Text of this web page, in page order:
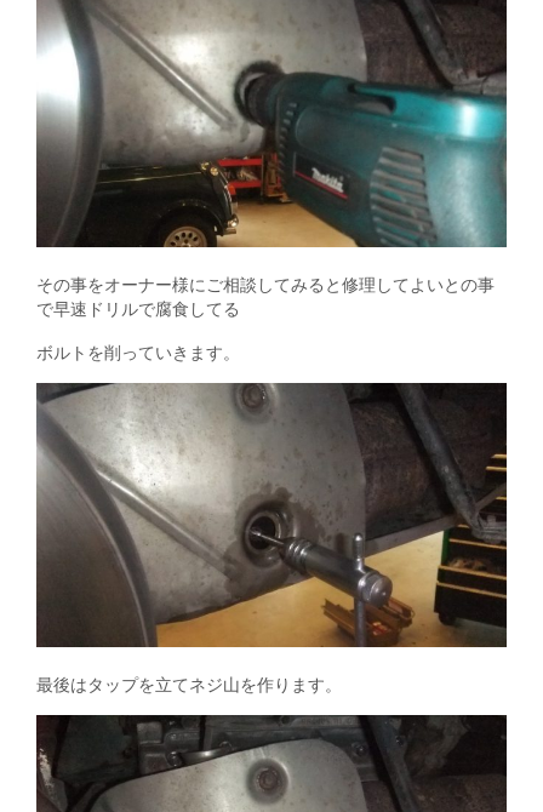
その事をオーナー様にご相談してみると修理してよいとの事
で早速ドリルで腐食してる
ボルトを削っていきます。
最後はタップを立てネジ山を作ります。